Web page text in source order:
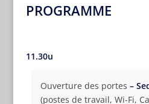
PROGRAMME
11.30u
Ouverture des portes –
(postes de travail, Wi-Fi,